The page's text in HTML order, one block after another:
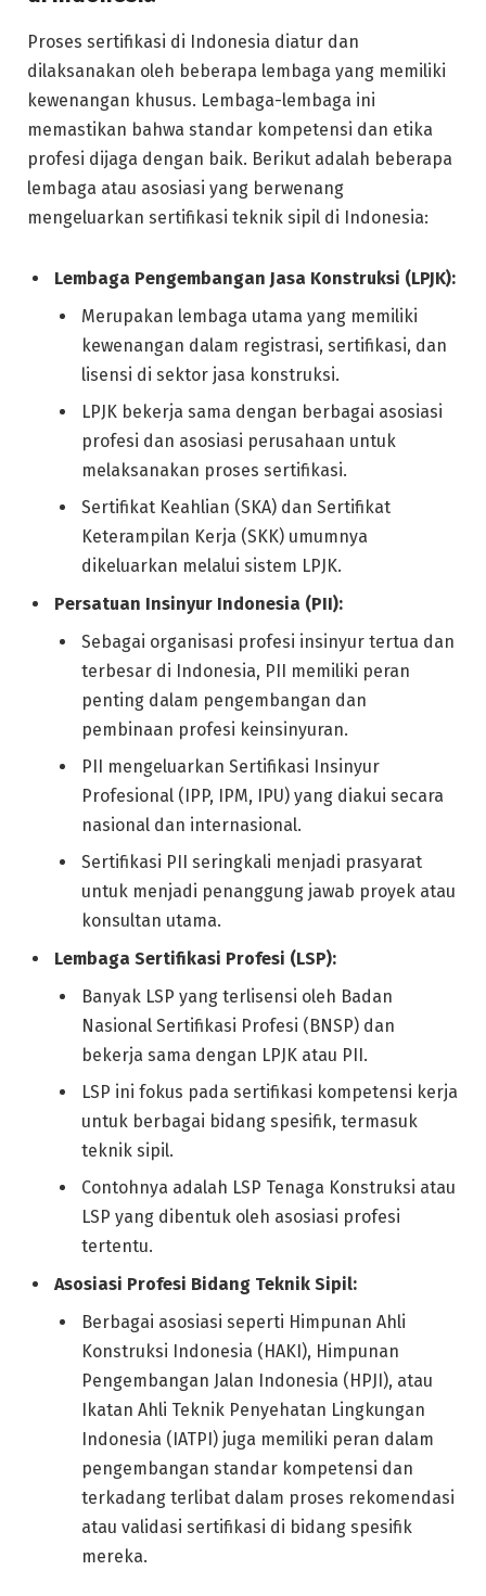
Proses sertifikasi di Indonesia diatur dan
dilaksanakan oleh beberapa lembaga yang memiliki
kewenangan khusus. Lembaga-lembaga ini
memastikan bahwa standar kompetensi dan etika
profesi dijaga dengan baik. Berikut adalah beberapa
lembaga atau asosiasi yang berwenang
mengeluarkan sertifikasi teknik sipil di Indonesia:
Lembaga Pengembangan Jasa Konstruksi (LPJK):
Merupakan lembaga utama yang memiliki
kewenangan dalam registrasi, sertifikasi, dan
lisensi di sektor jasa konstruksi.
LPJK bekerja sama dengan berbagai asosiasi
profesi dan asosiasi perusahaan untuk
melaksanakan proses sertifikasi.
Sertifikat Keahlian (SKA) dan Sertifikat
Keterampilan Kerja (SKK) umumnya
dikeluarkan melalui sistem LPJK.
Persatuan Insinyur Indonesia (PII):
Sebagai organisasi profesi insinyur tertua dan
terbesar di Indonesia, PII memiliki peran
penting dalam pengembangan dan
pembinaan profesi keinsinyuran.
PII mengeluarkan Sertifikasi Insinyur
Profesional (IPP, IPM, IPU) yang diakui secara
nasional dan internasional.
Sertifikasi PII seringkali menjadi prasyarat
untuk menjadi penanggung jawab proyek atau
konsultan utama.
Lembaga Sertifikasi Profesi (LSP):
Banyak LSP yang terlisensi oleh Badan
Nasional Sertifikasi Profesi (BNSP) dan
bekerja sama dengan LPJK atau PII.
LSP ini fokus pada sertifikasi kompetensi kerja
untuk berbagai bidang spesifik, termasuk
teknik sipil.
Contohnya adalah LSP Tenaga Konstruksi atau
LSP yang dibentuk oleh asosiasi profesi
tertentu.
Asosiasi Profesi Bidang Teknik Sipil:
Berbagai asosiasi seperti Himpunan Ahli
Konstruksi Indonesia (HAKI), Himpunan
Pengembangan Jalan Indonesia (HPJI), atau
Ikatan Ahli Teknik Penyehatan Lingkungan
Indonesia (IATPI) juga memiliki peran dalam
pengembangan standar kompetensi dan
terkadang terlibat dalam proses rekomendasi
atau validasi sertifikasi di bidang spesifik
mereka.